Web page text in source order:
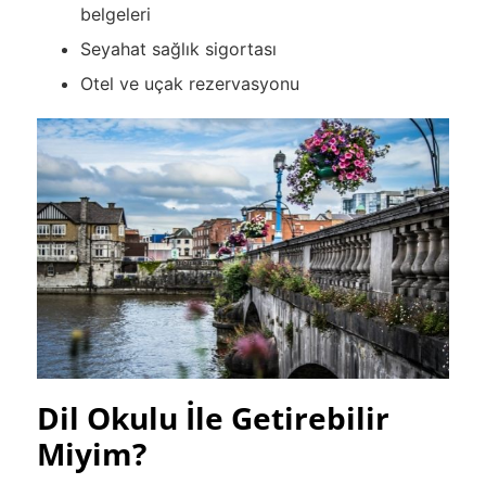
belgeleri
Seyahat sağlık sigortası
Otel ve uçak rezervasyonu
Dil Okulu İle Getirebilir
Miyim?